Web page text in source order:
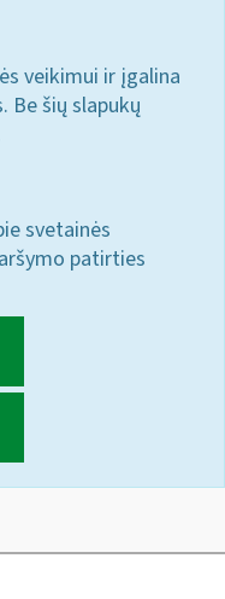
veikimui ir įgalina
Be šių slapukų
svetainės
patirties